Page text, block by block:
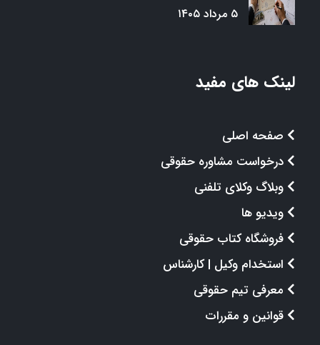
۵ مرداد ۱۴۰۵
لینک های مفید
صفحه اصلی
درخواست مشاوره حقوقی
وبلاگ وکلای تلفنی
ویدیو ها
فروشگاه کتاب حقوقی
استخدام وکیل | کارشناس
معرفی تیم حقوقی
قوانین و مقررات